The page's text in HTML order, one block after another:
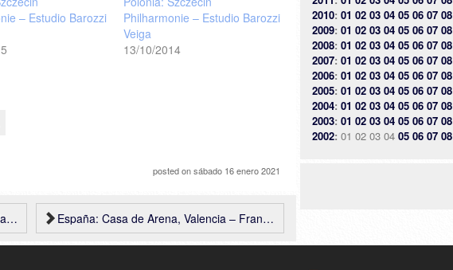
– Estudio Barozzi
Philharmonie – Estudio Barozzi
Veiga
13/10/2014
posted onsábado 16 enero 2021
España: Casa de Arena, Valencia – Fran Silvestre Arquitectos
2010: 01 02 03 04 05 06 07 08
2009: 01 02 03 04 05 06 07 08
2008: 01 02 03 04 05 06 07 08
2007: 01 02 03 04 05 06 07 08
2006: 01 02 03 04 05 06 07 08
2005: 01 02 03 04 05 06 07 08
2004: 01 02 03 04 05 06 07 08
2003: 01 02 03 04 05 06 07 08
2002: 01 02 03 04 05 06 07 08